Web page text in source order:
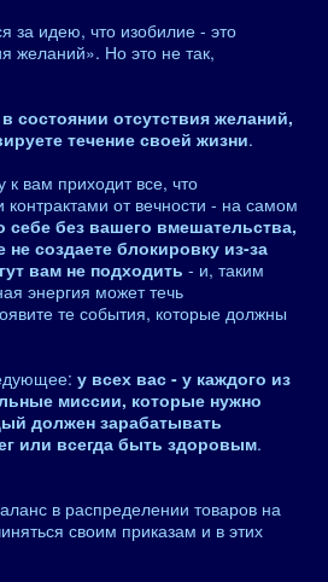
за идею, что изобилие - это
желаний». Но это не так,
состоянии отсутствия желаний,
течение своей жизни.
к вам приходит все, что
от вечности - на самом
себе без вашего вмешательства,
создаете блокировку из-за
вам не подходить - и, таким
энергия может течь
те события, которые должны
у всех вас - у каждого из
миссии, которые нужно
должен зарабатывать
или всегда быть здоровым.
в распределении товаров на
своим приказам и в этих